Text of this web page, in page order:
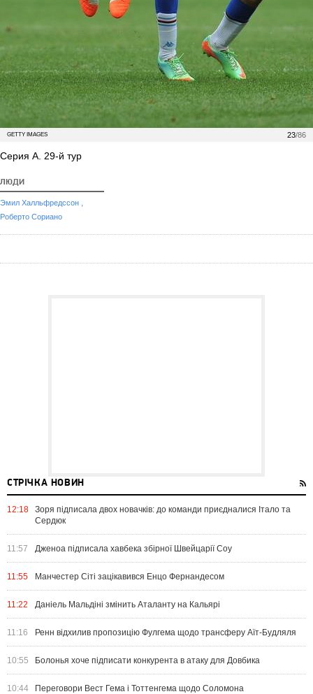
23/86
GETTY IMAGES
Серия А. 29-й тур
ЛЮДИ
Эмил Халльфредссон ,
Роберто Сориано
СТРІЧКА НОВИН
12:18
Зоря підписала двох новачків: до команди приєдналися Італо та
Сердюк
11:57 Дженоа підписала хавбека збірної Швейцарії Соу
11:55 Манчестер Сіті зацікавився Енцо Фернандесом
11:22 Даніель Мальдіні змінить Аталанту на Кальярі
11:16 Ренн відхилив пропозицію Фулгема щодо трансферу Аїт-Будляля
10:55 Болонья хоче підписати конкурента в атаку для Довбика
10:44
Переговори Вест Гема і Тоттенгема щодо Соломона